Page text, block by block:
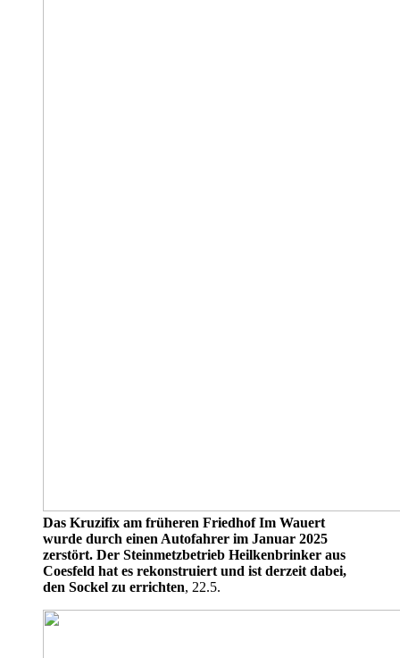
Das Kruzifix am früheren Friedhof Im Wauert
wurde durch einen Autofahrer im Januar 2025
zerstört. Der Steinmetzbetrieb Heilkenbrinker aus
Coesfeld hat es rekonstruiert und ist derzeit dabei,
den Sockel zu errichten, 22.5.